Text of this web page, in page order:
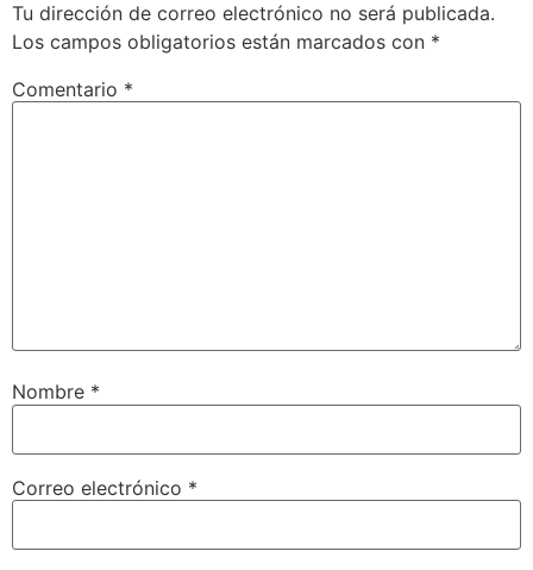
Tu dirección de correo electrónico no será publicada.
Los campos obligatorios están marcados con *
Comentario *
Nombre *
Correo electrónico *